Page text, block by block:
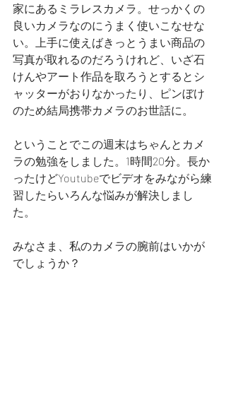
家にあるミラレスカメラ。せっかくの
良いカメラなのにうまく使いこなせな
い。上手に使えばきっとうまい商品の
写真が取れるのだろうけれど、いざ石
けんやアート作品を取ろうとするとシ
ャッターがおりなかったり、ピンぼけ
のため結局携帯カメラのお世話に。
ということでこの週末はちゃんとカメ
ラの勉強をしました。1時間20分。長か
ったけどYoutubeでビデオをみながら練
習したらいろんな悩みが解決しまし
た。
みなさま、私のカメラの腕前はいかが
でしょうか？